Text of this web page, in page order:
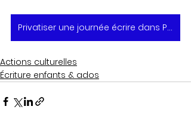
Privatiser une journée écrire dans Paris
Actions culturelles
Écriture enfants & ados